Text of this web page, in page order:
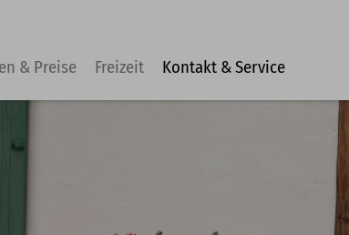
& Preise Freizeit Kontakt & Service